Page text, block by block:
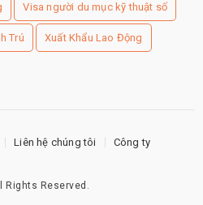
Visa người du mục kỹ thuật số
Trú Xuất Khẩu Lao Động
Liên hệ chúng tôi Công ty
Rights Reserved.